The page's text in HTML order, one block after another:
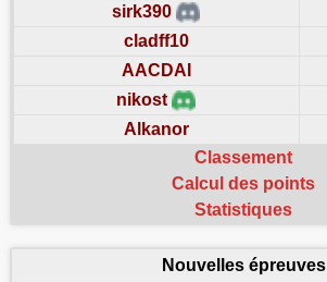
sirk390
cladff10
AACDAI
nikost
Alkanor
Classement
Calcul des points
Statistiques
Nouvelles épreuves